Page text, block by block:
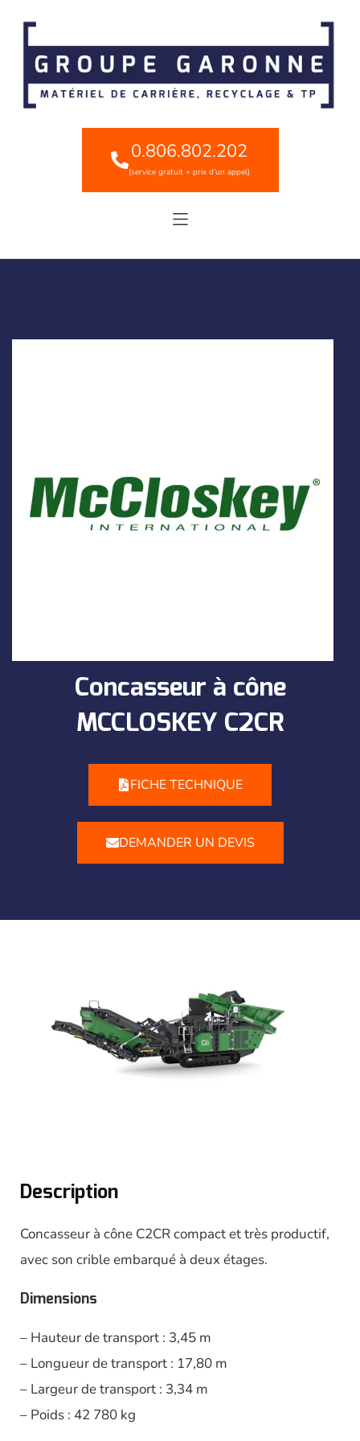
0.806.802.202
(service gratuit + prix d’un appel)
Concasseur à cône
MCCLOSKEY C2CR
FICHE TECHNIQUE
DEMANDER UN DEVIS
Description
Concasseur à cône C2CR compact et très productif,
avec son crible embarqué à deux étages.
Dimensions
– Hauteur de transport : 3,45 m
– Longueur de transport : 17,80 m
– Largeur de transport : 3,34 m
– Poids : 42 780 kg